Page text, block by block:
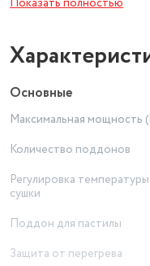
На сушилке можно
оснащена таймером до
Равномерная сушка
вентилятор большого
равномерное
запахов одновременно
Показать полностью
Основные
Максимальная мощность
Количество поддонов
Регулировка температуры
сушки
Поддон для пастилы
Защита от перегрева